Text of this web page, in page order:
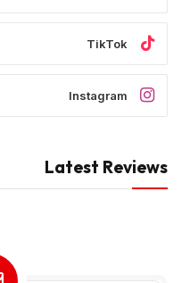
TikTok
Instagram
Latest Reviews